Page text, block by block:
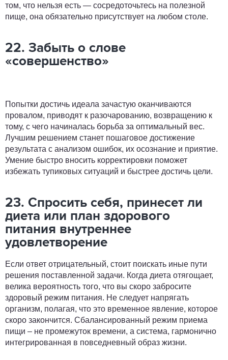
том, что нельзя есть — сосредоточьтесь на полезной
пище, она обязательно присутствует на любом столе.
22. Забыть о слове
«совершенство»
Попытки достичь идеала зачастую оканчиваются
провалом, приводят к разочарованию, возвращению к
тому, с чего начиналась борьба за оптимальный вес.
Лучшим решением станет пошаговое достижение
результата с анализом ошибок, их осознание и приятие.
Умение быстро вносить корректировки поможет
избежать тупиковых ситуаций и быстрее достичь цели.
23. Спросить себя, принесет ли
диета или план здорового
питания внутреннее
удовлетворение
Если ответ отрицательный, стоит поискать иные пути
решения поставленной задачи. Когда диета отягощает,
велика вероятность того, что вы скоро забросите
здоровый режим питания. Не следует напрягать
организм, полагая, что это временное явление, которое
скоро закончится. Сбалансированный режим приема
пищи – не промежуток времени, а система, гармонично
интегрированная в повседневный образ жизни.